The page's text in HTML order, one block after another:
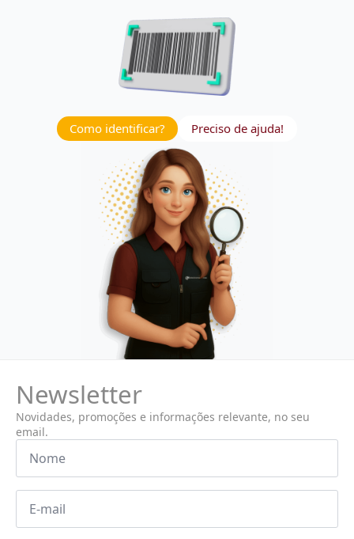
Como identificar? Preciso de ajuda!
Newsletter
Novidades, promoções e informações relevante, no seu
email.
Nome
Email